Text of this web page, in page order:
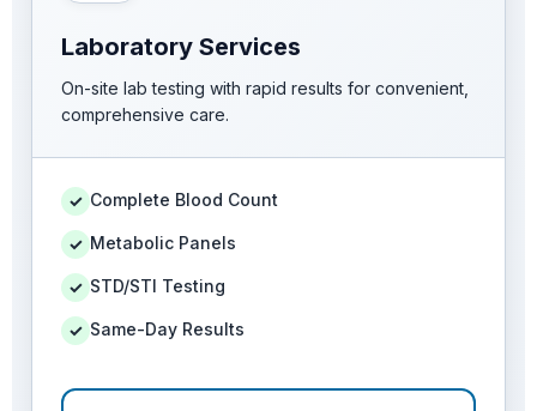
Laboratory Services
On-site lab testing with rapid results for convenient,
comprehensive care.
✓ Complete Blood Count
✓ Metabolic Panels
✓ STD/STI Testing
✓ Same-Day Results